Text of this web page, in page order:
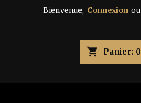
Bienvenue, Connexion ou
shopping_cart Panier: 0